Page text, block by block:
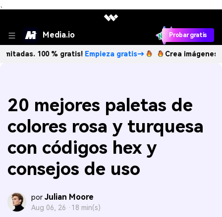
、
Media.io Probar gratis
100 % gratis!Empieza gratis→ Crea imágenes IA
20 mejores paletas de
colores rosa y turquesa
con códigos hex y
consejos de uso
por Julian Moore
Aug 06, 26 · 18 min(s)